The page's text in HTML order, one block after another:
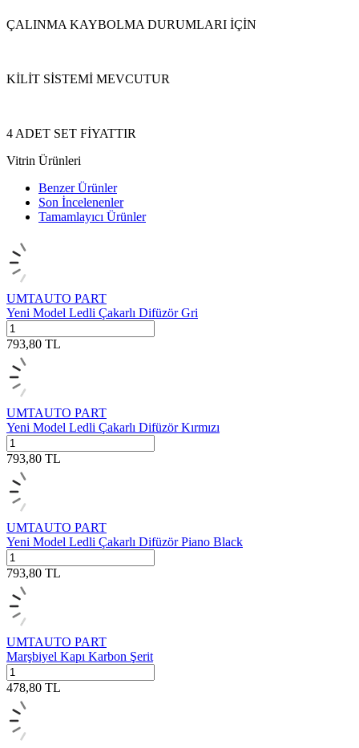
ÇALINMA KAYBOLMA DURUMLARI İÇİN
KİLİT SİSTEMİ MEVCUTUR
4 ADET SET FİYATTIR
Vitrin Ürünleri
Benzer Ürünler
Son İncelenenler
Tamamlayıcı Ürünler
UMTAUTO PART
Yeni Model Ledli Çakarlı Difüzör Gri
793,80 TL
UMTAUTO PART
Yeni Model Ledli Çakarlı Difüzör Kırmızı
793,80 TL
UMTAUTO PART
Yeni Model Ledli Çakarlı Difüzör Piano Black
793,80 TL
UMTAUTO PART
Marşbiyel Kapı Karbon Şerit
478,80 TL